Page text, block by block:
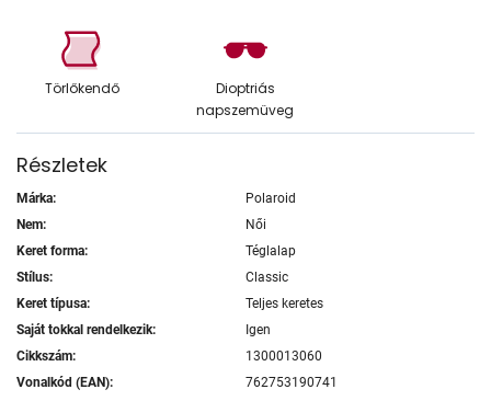
Törlőkendő
Dioptriás
napszemüveg
Részletek
Márka:
Polaroid
Nem:
Női
Keret forma:
Téglalap
Stílus:
Classic
Keret típusa:
Teljes keretes
Saját tokkal rendelkezik:
Igen
Cikkszám:
1300013060
Vonalkód (EAN):
762753190741